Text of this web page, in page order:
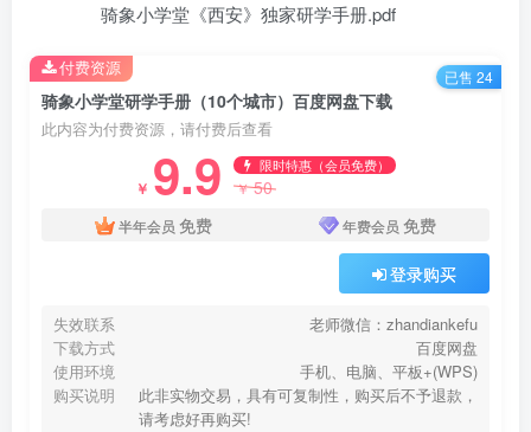
骑象小学堂《西安》独家研学手册.pdf
骑象小学堂研学手册（10个城市）百度网盘下载
此内容为付费资源，请付费后查看
￥ 9.9 限时特惠（会员免费）
￥50
半年会员 免费 年费会员 免费
登录购买
失效联系
老师微信：zhandiankefu
下载方式
百度网盘
使用环境
手机、电脑、平板+(WPS)
购买说明
此非实物交易，具有可复制性，购买后不予退款，
请考虑好再购买!
付费资源 已售 24